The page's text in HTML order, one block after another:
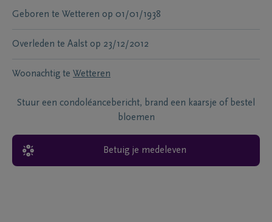
Geboren te Wetteren op 01/01/1938
Overleden te Aalst op 23/12/2012
Woonachtig te Wetteren
Stuur een condoléancebericht, brand een kaarsje of bestel
bloemen
Betuig je medeleven